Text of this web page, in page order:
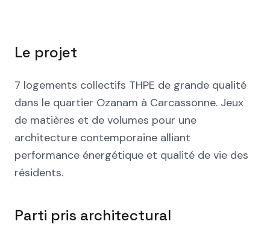
Le projet
7 logements collectifs THPE de grande qualité
dans le quartier Ozanam à Carcassonne. Jeux
de matières et de volumes pour une
architecture contemporaine alliant
performance énergétique et qualité de vie des
résidents.
Parti pris architectural